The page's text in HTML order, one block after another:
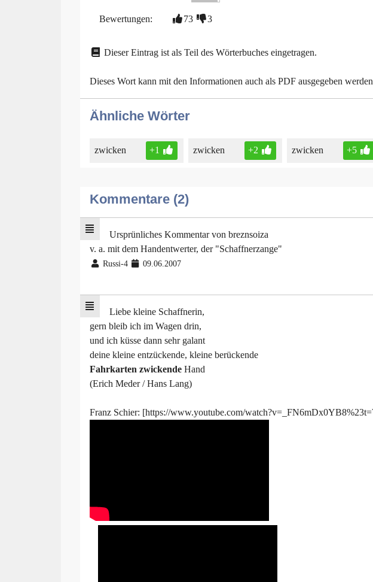
Bewertungen: 73 3
Dieser Eintrag ist als Teil des Wörterbuches eingetragen.
Dieses Wort kann mit den Informationen auch als PDF ausgegeben
Ähnliche Wörter
zwicken +1 zwicken +2 zwicken +5
Kommentare (2)
Ursprünliches Kommentar von breznsoiza
v. a. mit dem Handentwerter, der "Schaffnerzange"
Russi-4 09.06.2007
Liebe kleine Schaffnerin,
gern bleib ich im Wagen drin,
und ich küsse dann sehr galant
deine kleine entzückende, kleine berückende
Fahrkarten zwickende Hand
(Erich Meder / Hans Lang)
Franz Schier: [https://www.youtube.com/